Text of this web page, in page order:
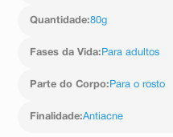
Quantidade:80g
Fases da Vida: Para adultos
Parte do Corpo: Para o rosto
Finalidade:Antiacne